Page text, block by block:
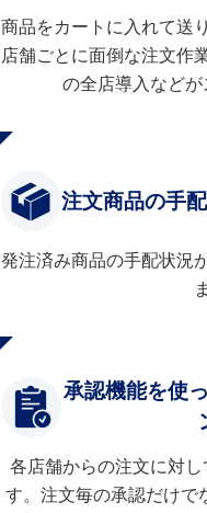
商品をカートに入れて送
店舗ごとに面倒な注文作
の全店導入などが
注文商品の手
発注済み商品の手配状況
承認機能を使
各店舗からの注文に対
す。注文毎の承認だけで